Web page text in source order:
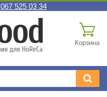
067 525 03 34
Корзина